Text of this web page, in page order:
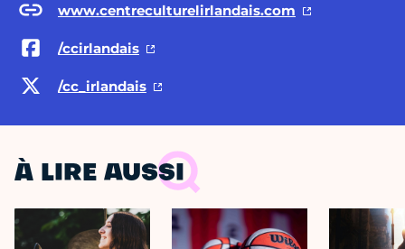
www.centreculturelirlandais.com
/ccirlandais
/cc_irlandais
À LIRE AUSSI